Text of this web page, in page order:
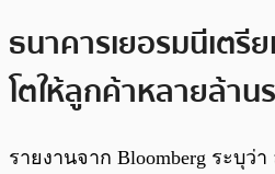
ธนาคารเยอรมนีเตรี
โตให้ลูกค้าหลายล้าน
รายงานจาก Bloomberg ระบุ